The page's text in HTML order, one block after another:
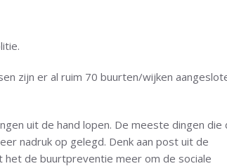
zijn er al ruim 70 buurten/wijken
uit de hand lopen. De meeste dingen die
nadruk op gelegd. Denk aan post uit de
het de buurtpreventie meer om de sociale